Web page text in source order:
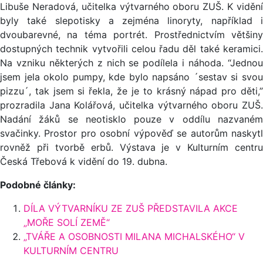
Libuše Neradová, učitelka výtvarného oboru ZUŠ. K vidění
byly také slepotisky a zejména linoryty, například i
dvoubarevné, na téma portrét. Prostřednictvím většiny
dostupných technik vytvořili celou řadu děl také keramici.
Na vzniku některých z nich se podílela i náhoda. “Jednou
jsem jela okolo pumpy, kde bylo napsáno ´sestav si svou
pizzu´, tak jsem si řekla, že je to krásný nápad pro děti,”
prozradila Jana Kolářová, učitelka výtvarného oboru ZUŠ.
Nadání žáků se neotisklo pouze v oddílu nazvaném
svačinky. Prostor pro osobní výpověď se autorům naskytl
rovněž při tvorbě erbů. Výstava je v Kulturním centru
Česká Třebová k vidění do 19. dubna.
Podobné články:
DÍLA VÝTVARNÍKU ZE ZUŠ PŘEDSTAVILA AKCE
„MOŘE SOLÍ ZEMĚ“
„TVÁŘE A OSOBNOSTI MILANA MICHALSKÉHO“ V
KULTURNÍM CENTRU